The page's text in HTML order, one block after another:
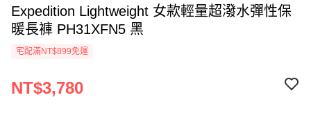
Expedition Lightweight 女款輕量超潑水彈性保
暖長褲 PH31XFN5 黑
宅配滿NT$899免運
NT$3,780